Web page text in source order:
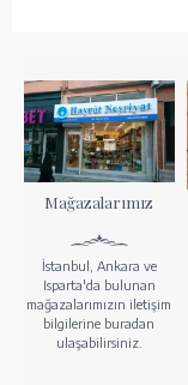
Mağazalarımız
İstanbul, Ankara ve
Isparta'da bulunan
mağazalarımızın iletişim
bilgilerine buradan
ulaşabilirsiniz.